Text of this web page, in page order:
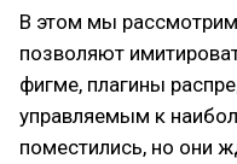
В этом мы
позволяют
фигме, плагины
управляемым к
поместились, но они